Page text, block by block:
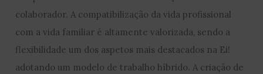
colaborador. A compatibilização da vida profissional
com a vida familiar é altamente valorizada, sendo a
flexibilidade um dos aspetos mais destacados na Ei!
adotando um modelo de trabalho híbrido. A criação de